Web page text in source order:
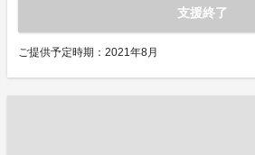
支援終了
ご提供予定時期：2021年8月